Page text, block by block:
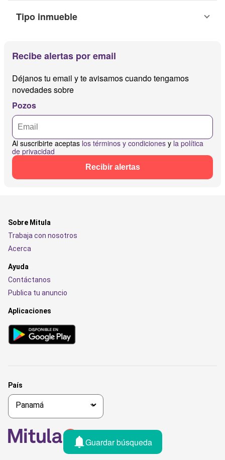
Tipo inmueble
Recibe alertas por email
Déjanos tu email y te avisamos cuando tengamos
novedades sobre
Pozos
Al suscribirte aceptas los términos y condiciones y la política
de privacidad
Recibir alertas
Guardar búsqueda
Sobre Mitula
Trabaja con nosotros
Acerca
Ayuda
Contáctanos
Publica tu anuncio
Aplicaciones
País